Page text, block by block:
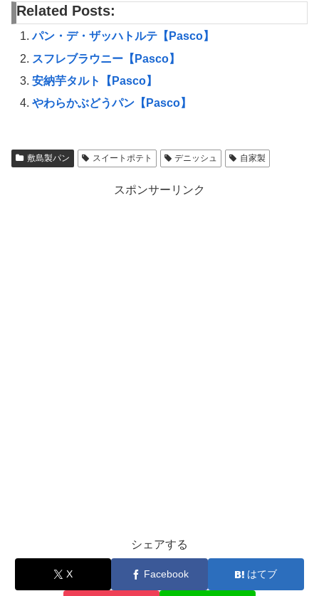
Related Posts:
パン・デ・ザッハトルテ【Pasco】
スフレブラウニー【Pasco】
安納芋タルト【Pasco】
やわらかぶどうパン【Pasco】
敷島製パン スイートポテト デニッシュ 自家製
スポンサーリンク
シェアする
X Facebook はてブ